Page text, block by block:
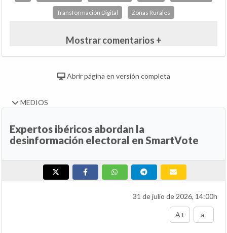
Transformación Digital Zonas Rurales
Mostrar comentarios +
Abrir página en versión completa
MEDIOS
Expertos ibéricos abordan la
desinformación electoral en SmartVote
31 de julio de 2026, 14:00h
A+ a-